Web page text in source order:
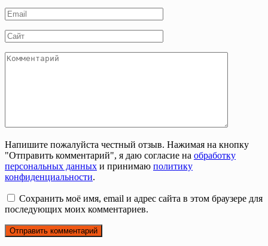
Email
*
Сайт
Комментарий
Напишите пожалуйста честный отзыв. Нажимая на кнопку
"Отправить комментарий", я даю согласие на обработку
персональных данных и принимаю политику
конфиденциальности.
Сохранить моё имя, email и адрес сайта в этом браузере для
последующих моих комментариев.